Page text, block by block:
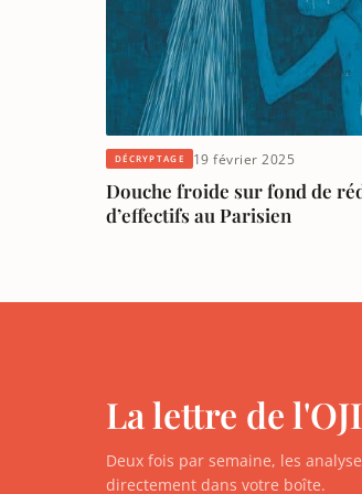
DÉCRYPTAGE 19 février 2025
Douche froide sur fond de
d’effectifs au Parisien
La lettre de
Deux fois par semaine, les
directement dans votre boîte.